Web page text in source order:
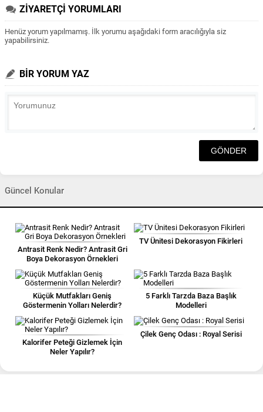
ZİYARETÇİ YORUMLARI
Henüz yorum yapılmamış. İlk yorumu aşağıdaki form aracılığıyla siz
yapabilirsiniz.
BİR YORUM YAZ
Güncel Konular
Antrasit Renk Nedir? Antrasit Gri
Boya Dekorasyon Örnekleri
TV Ünitesi Dekorasyon Fikirleri
Küçük Mutfakları Geniş
Göstermenin Yolları Nelerdir?
5 Farklı Tarzda Baza Başlık
Modelleri
Kalorifer Peteği Gizlemek İçin
Neler Yapılır?
Çilek Genç Odası : Royal Serisi